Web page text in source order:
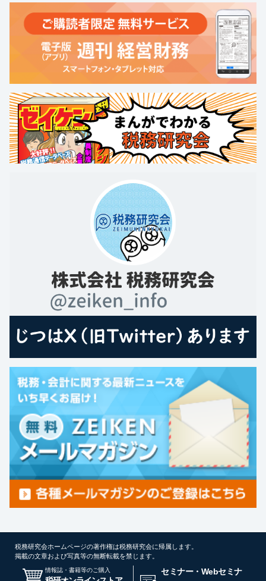
税務研究会ホームページの著作権は税務研究会に帰属します。
掲載の文章および写真等の無断転載を禁じます。
情報誌・書籍等のご購入
セミナー・Webセミナ